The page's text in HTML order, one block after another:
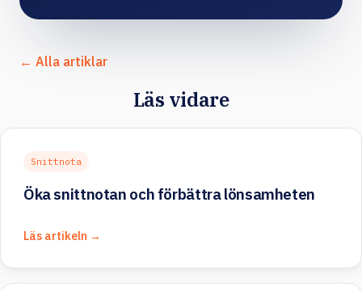
← Alla artiklar
Läs vidare
Snittnota
Öka snittnotan och förbättra lönsamheten
Läs artikeln →